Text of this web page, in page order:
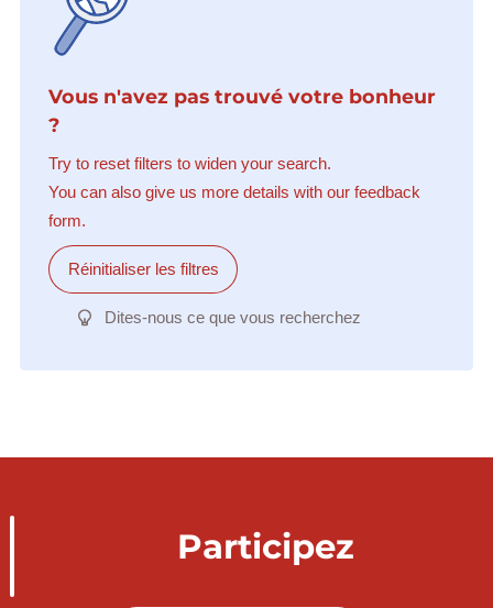
Vous n'avez pas trouvé votre bonheur
?
Try to reset filters to widen your search.
You can also give us more details with our feedback
form.
Réinitialiser les filtres
Dites-nous ce que vous recherchez
Participez